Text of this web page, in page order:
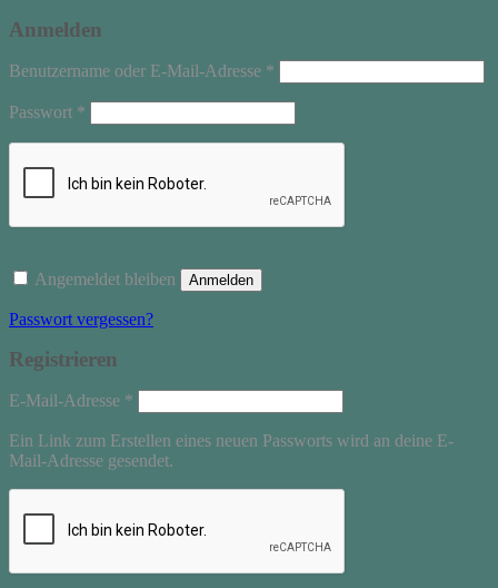
Anmelden
Benutzername oder E-Mail-Adresse *
Passwort *
Angemeldet bleiben Anmelden
Passwort vergessen?
Registrieren
E-Mail-Adresse *
Ein Link zum Erstellen eines neuen Passworts wird an deine E-
Mail-Adresse gesendet.